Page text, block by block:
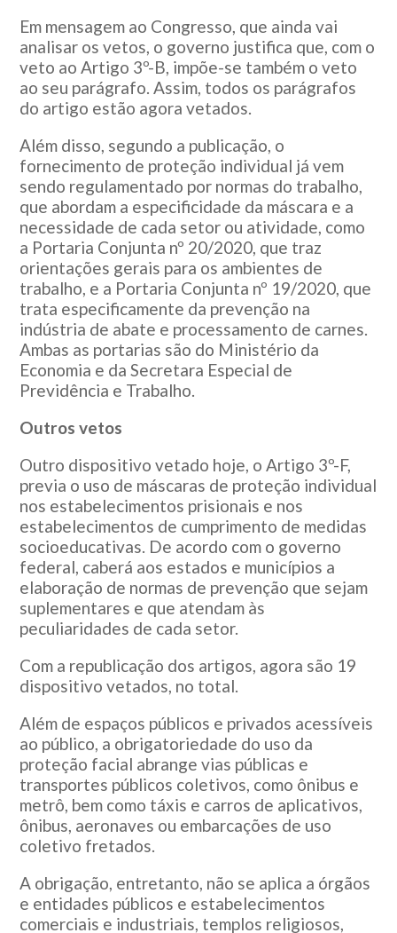
Em mensagem ao Congresso, que ainda vai
analisar os vetos, o governo justifica que, com o
veto ao Artigo 3º-B, impõe-se também o veto
ao seu parágrafo. Assim, todos os parágrafos
do artigo estão agora vetados.
Além disso, segundo a publicação, o
fornecimento de proteção individual já vem
sendo regulamentado por normas do trabalho,
que abordam a especificidade da máscara e a
necessidade de cada setor ou atividade, como
a Portaria Conjunta nº 20/2020, que traz
orientações gerais para os ambientes de
trabalho, e a Portaria Conjunta nº 19/2020, que
trata especificamente da prevenção na
indústria de abate e processamento de carnes.
Ambas as portarias são do Ministério da
Economia e da Secretara Especial de
Previdência e Trabalho.
Outros vetos
Outro dispositivo vetado hoje, o Artigo 3º-F,
previa o uso de máscaras de proteção individual
nos estabelecimentos prisionais e nos
estabelecimentos de cumprimento de medidas
socioeducativas. De acordo com o governo
federal, caberá aos estados e municípios a
elaboração de normas de prevenção que sejam
suplementares e que atendam às
peculiaridades de cada setor.
Com a republicação dos artigos, agora são 19
dispositivo vetados, no total.
Além de espaços públicos e privados acessíveis
ao público, a obrigatoriedade do uso da
proteção facial abrange vias públicas e
transportes públicos coletivos, como ônibus e
metrô, bem como táxis e carros de aplicativos,
ônibus, aeronaves ou embarcações de uso
coletivo fretados.
A obrigação, entretanto, não se aplica a órgãos
e entidades públicos e estabelecimentos
comerciais e industriais, templos religiosos,